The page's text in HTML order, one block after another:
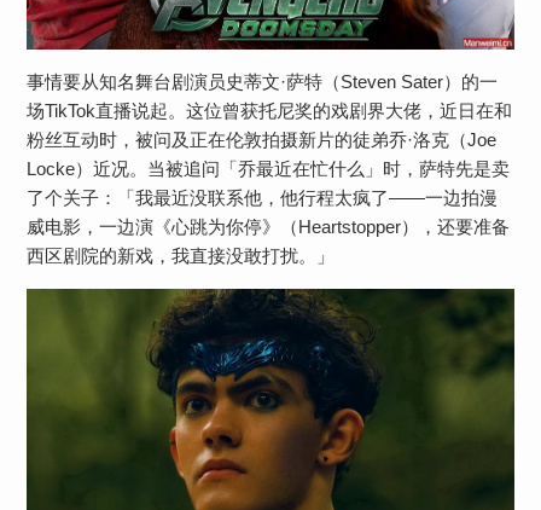
事情要从知名舞台剧演员史蒂文·萨特（Steven Sater）的一
场TikTok直播说起。这位曾获托尼奖的戏剧界大佬，近日在和
粉丝互动时，被问及正在伦敦拍摄新片的徒弟乔·洛克（Joe
Locke）近况。当被追问「乔最近在忙什么」时，萨特先是卖
了个关子：「我最近没联系他，他行程太疯了——一边拍漫
威电影，一边演《心跳为你停》（Heartstopper），还要准备
西区剧院的新戏，我直接没敢打扰。」